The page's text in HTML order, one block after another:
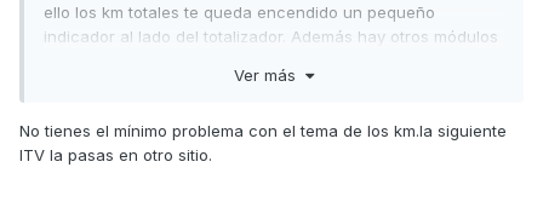
ello los km totales te queda encendido un pequeño
indicador al lado del totalizador. Además hay otros módulos
señales. Pero no son "legales". De echo si se le hace para
aumentar el precio de venta se considera fraude y no se si
Ver más
No tienes el mínimo problema con el tema de los km.la siguiente
ITV la pasas en otro sitio.